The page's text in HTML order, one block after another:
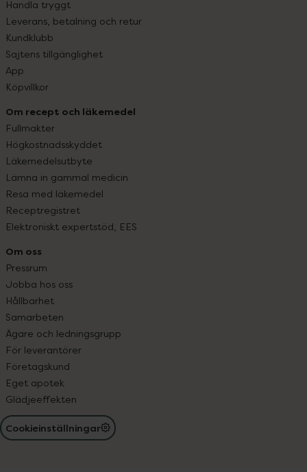
Handla tryggt
Leverans, betalning och retur
Kundklubb
Sajtens tillgänglighet
App
Köpvillkor
Om recept och läkemedel
Fullmakter
Högkostnadsskyddet
Läkemedelsutbyte
Lämna in gammal medicin
Resa med läkemedel
Receptregistret
Elektroniskt expertstöd, EES
Om oss
Pressrum
Jobba hos oss
Hållbarhet
Samarbeten
Ägare och ledningsgrupp
För leverantörer
Företagskund
Eget apotek
Glädjeeffekten
Cookieinställningar